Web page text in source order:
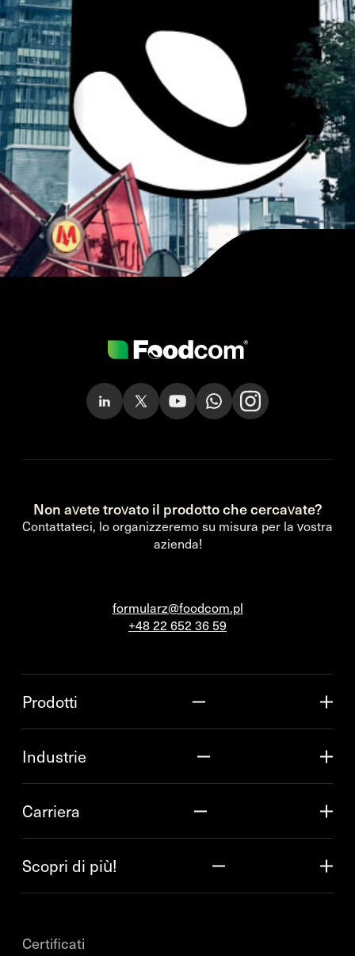
Non avete trovato il prodotto che cercavate?
Contattateci, lo organizzeremo su misura per la vostra
azienda!
formularz@foodcom.pl
+48 22 652 36 59
Prodotti
Industrie
Carriera
Scopri di più!
Certificati